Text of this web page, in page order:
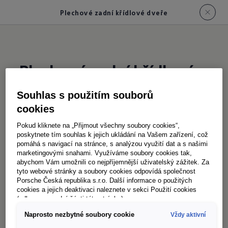
Plechové zadní křídlové dveře
Plechové zadní křídlové
dveře
Na přání dodávané kompletně plechové zadní
křídlové dveře nabízí kromě vysoké odolnosti a
dlouhé životnosti také ochranu před zvědavými
pohledy. Díky tomu je váš náklad v Caddy Cargo
chráněn hned několika způsoby. V základní
výbavě má Caddy Cargo zadní křídlové dveře
s oknem. Na přání je k dispozici také zadní
Souhlas s použitím souborů
cookies
Pokud kliknete na „Přijmout všechny soubory cookies“,
poskytnete tím souhlas k jejich ukládání na Vašem zařízení, což
pomáhá s navigací na stránce, s analýzou využití dat a s našimi
marketingovými snahami. Využíváme soubory cookies tak,
abychom Vám umožnili co nejpříjemnější uživatelský zážitek. Za
tyto webové stránky a soubory cookies odpovídá společnost
Porsche Česká republika s.r.o. Další informace o použitých
cookies a jejich deaktivaci naleznete v sekci Použití cookies
(odkaz ve spodní části této stránky).
Naprosto nezbytné soubory cookie Vždy aktivní